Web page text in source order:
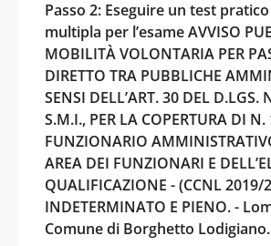
Passo 2: Eseguire un test
multipla per l’esame AVVISO
MOBILITÀ VOLONTARIA PER
DIRETTO TRA PUBBLICHE
SENSI DELL’ART. 30 DEL D.LGS.
S.M.I., PER LA COPERTURA DI
FUNZIONARIO
AREA DEI FUNZIONARI E
QUALIFICAZIONE - (CCNL 2019/
INDETERMINATO E PIENO. -
Comune di Borghetto Lodigiano.